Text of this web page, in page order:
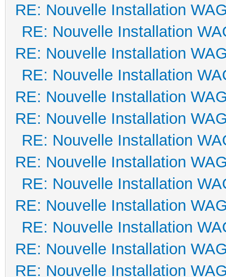
RE: Nouvelle Installation
RE: Nouvelle Installation
RE: Nouvelle Installation
RE: Nouvelle Installation
RE: Nouvelle Installation
RE: Nouvelle Installation
RE: Nouvelle Installation
RE: Nouvelle Installation
RE: Nouvelle Installation
RE: Nouvelle Installation
RE: Nouvelle Installation
RE: Nouvelle Installation
RE: Nouvelle Installation